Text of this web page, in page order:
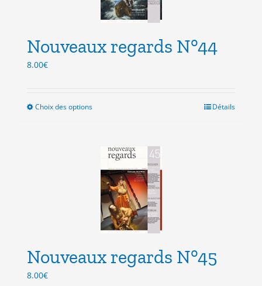
Nouveaux regards N°44
8.00€
Choix des optionsCe
plusieurs
variations.
Les
options
peuvent
être
choisies
page
Détails
Nouveaux regards N°45
8.00€